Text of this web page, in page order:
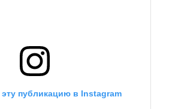
публикацию в Instagram